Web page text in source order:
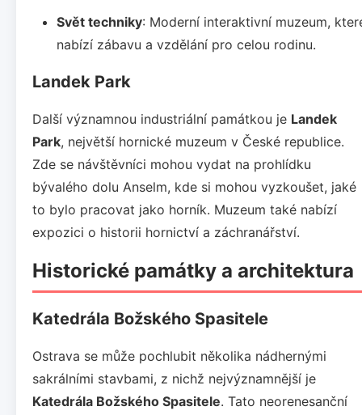
Svět techniky: Moderní interaktivní muzeum,
nabízí zábavu a vzdělání pro celou rodinu.
Landek Park
Další významnou industriální památkou je Landek
Park, největší hornické muzeum v České republice.
Zde se návštěvníci mohou vydat na prohlídku
bývalého dolu Anselm, kde si mohou vyzkoušet, jaké
to bylo pracovat jako horník. Muzeum také nabízí
expozici o historii hornictví a záchranářství.
Historické památky a architektura
Katedrála Božského Spasitele
Ostrava se může pochlubit několika nádhernými
sakrálními stavbami, z nichž nejvýznamnější je
Katedrála Božského Spasitele. Tato neorenesanční